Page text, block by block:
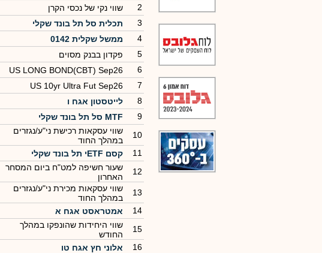
2
שווי נקי של נכסי הקרן
3
תכלית סל תל בונד שקלי
4
ממשל שקלית 0142
5
פקדון בבנק מסוים
6
US LONG BOND(CBT) Sep26
7
US 10yr Ultra Fut Sep26
8
לייטסטון אגח ו
9
MTF סל תל בונד שקלי
10
שווי עסקאות רכישת ני"ע/נגזרים
במהלך החוד
11
קסם ETFי תל בונד שקלי
12
שעור חשיפה למט"ח ביום המסחר
האחרון
13
שווי עסקאות מכירת ני"ע/נגזרים
במהלך החוד
14
אמטראסט אגח א
15
שווי היחידות שהונפקו במהלך
החודש
16
אלוני חץ אגח טו